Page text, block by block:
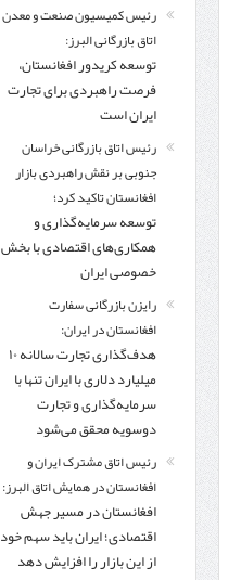
رئیس کمیسیون صنعت و معدن
اتاق بازرگانی البرز:
توسعه کریدور افغانستان،
فرصت راهبردی برای تجارت
ایران است
رئیس اتاق بازرگانی خراسان
جنوبی بر نقش راهبردی بازار
افغانستان تاکید کرد؛
توسعه سرمایه‌گذاری و
همکاری‌های اقتصادی با بخش
خصوصی ایران
رایزن بازرگانی سفارت
افغانستان در ایران:
هدف‌گذاری تجارت سالانه ۱۰
میلیارد دلاری با ایران تنها با
سرمایه‌گذاری و تجارت
دوسویه محقق می‌شود
رئیس اتاق مشترک ایران و
افغانستان در همایش اتاق البرز:
افغانستان در مسیر جهش
اقتصادی؛ ایران باید سهم خود
از این بازار را افزایش دهد